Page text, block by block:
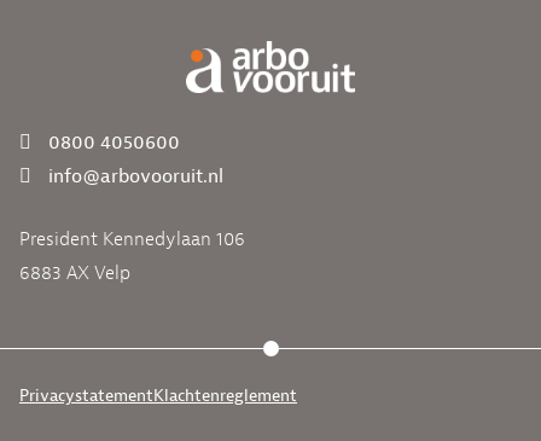
0800 4050600
info@arbovooruit.nl
President Kennedylaan 106
6883 AX Velp
PrivacystatementKlachtenreglement